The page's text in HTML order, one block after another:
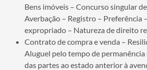
Bens imóveis – Concurso singular
Averbação – Registro – Preferência
expropriado – Natureza de direito
Contrato de compra e venda –
Aluguel pelo tempo de
das partes ao estado anterior à